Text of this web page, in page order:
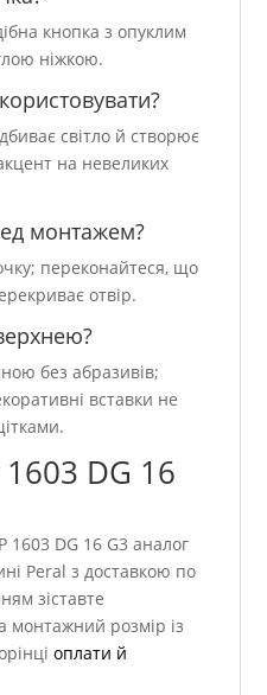
кнопка з опуклим
ніжкою.
світло й створює
на невеликих
монтажем?
переконайтеся, що
отвір.
без абразивів;
вставки не
DG 16
1603 DG 16 G3 аналог
Peral з доставкою по
зіставте
монтажний розмір із
оплати й